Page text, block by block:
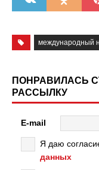
международный
ПОНРАВИЛАСЬ
РАССЫЛКУ
E-mail
Я даю
данных